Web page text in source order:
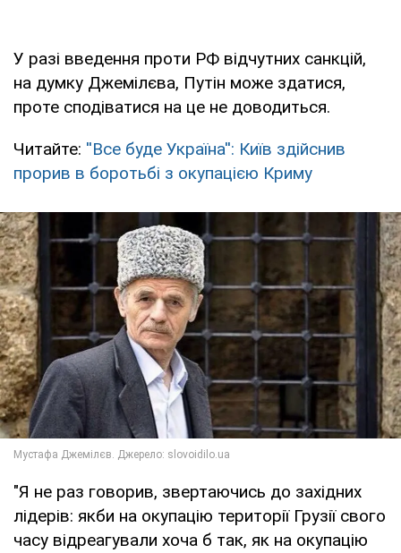
У разі введення проти РФ відчутних санкцій,
на думку Джемілєва, Путін може здатися,
проте сподіватися на це не доводиться.
Читайте: ''Все буде Україна'': Київ здійснив
прорив в боротьбі з окупацією Криму
"Я не раз говорив, звертаючись до західних
лідерів: якби на окупацію території Грузії свого
часу відреагували хоча б так, як на окупацію